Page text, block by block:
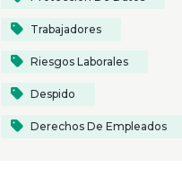
Trabajadores
Riesgos Laborales
Despido
Derechos De Empleados